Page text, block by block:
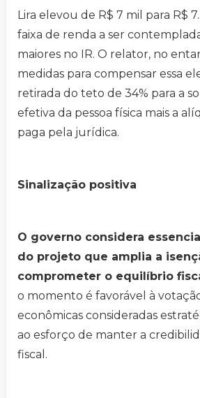
Lira elevou de R$ 7 mil para R$
faixa de renda a ser
maiores no IR. O relator, no
medidas para compensar essa
retirada do teto de 34% para a
efetiva da pessoa física mais a
paga pela jurídica.
Sinalização positiva
O governo considera
do projeto que amplia a
comprometer o equilíbrio
o momento é favorável à
econômicas consideradas
ao esforço de manter a
fiscal.